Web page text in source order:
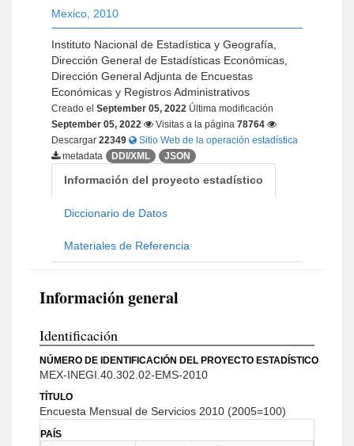
Mexico 2010
Instituto Nacional de Estadística y Geografía,
Dirección General de Estadísticas Económicas,
Dirección General Adjunta de Encuestas
Económicas y Registros Administrativos
Creado el September 05, 2022 Última modificación
September 05, 2022
Visitas a la página 78764
Descargar 22349
Sitio Web de la operación estadística
metadata
DDI/XML JSON
Información del proyecto estadístico
Diccionario de Datos
Materiales de Referencia
Información general
Identificación
NÚMERO DE IDENTIFICACIÓN DEL PROYECTO ESTADÍSTICO
MEX-INEGI.40.302.02-EMS-2010
TÍTULO
Encuesta Mensual de Servicios 2010 (2005=100)
PAÍS